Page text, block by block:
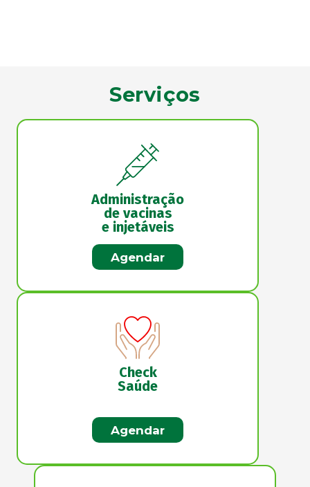
Serviços
Administração
de vacinas
e injetáveis
Agendar
Check
Saúde
Agendar